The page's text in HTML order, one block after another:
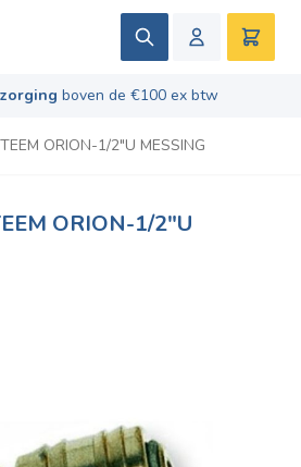
Zoek
boven de €100 ex btw
bestellen?
vraag naar de
10- Gebaseerd op 669 recensies
ORION-1/2"U MESSING
ORION-1/2"U